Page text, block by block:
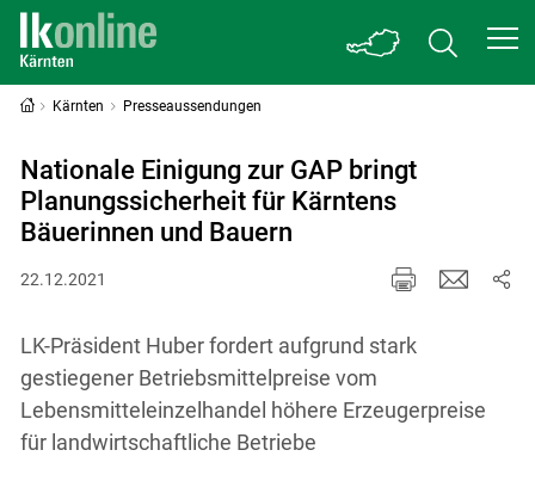
Kärnten Presseaussendungen
Nationale Einigung zur GAP bringt
Planungssicherheit für Kärntens
Bäuerinnen und Bauern
22.12.2021
LK-Präsident Huber fordert aufgrund stark
gestiegener Betriebsmittelpreise vom
Lebensmitteleinzelhandel höhere Erzeugerpreise
für landwirtschaftliche Betriebe